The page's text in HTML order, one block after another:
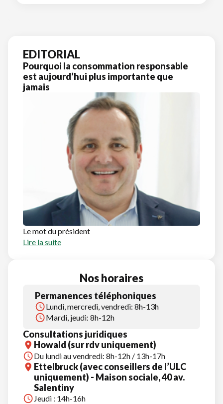
EDITORIAL
Pourquoi la consommation responsable
est aujourd’hui plus importante que
jamais
Le mot du président
Lire la suite
Nos horaires
Permanences téléphoniques
Lundi, mercredi, vendredi: 8h-13h
Mardi, jeudi: 8h-12h
Consultations juridiques
Howald (sur rdv uniquement)
Du lundi au vendredi: 8h-12h / 13h-17h
Ettelbruck (avec conseillers de l’ULC
uniquement) - Maison sociale, 40 av.
Salentiny
Jeudi : 14h-16h